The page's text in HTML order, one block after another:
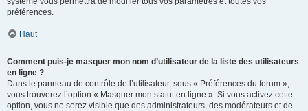
préférences.
Haut
Comment puis-je masquer mon nom d’utilisateur de la liste des utilisateurs
en ligne ?
Dans le panneau de contrôle de l’utilisateur, sous « Préférences du forum »,
vous trouverez l’option « Masquer mon statut en ligne ». Si vous activez cette
option, vous ne serez visible que des administrateurs, des modérateurs et de